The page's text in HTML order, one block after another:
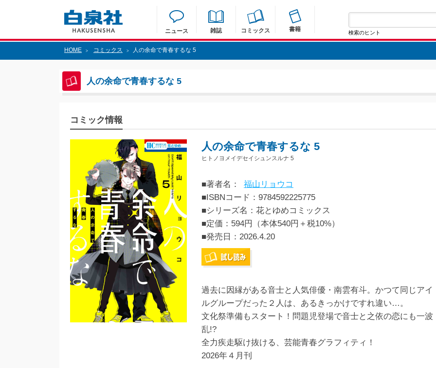
ニュース 雑誌 コミックス 書籍 検索のヒント
HOME > コミックス > 人の余命で青春するな 5
人の余命で青春するな 5
コミック情報
人の余命で青春するな 5
ヒトノヨメイデセイシュンスルナ 5
■著者名：
福山リョウコ
■ISBNコード：9784592225775
■シリーズ名：花とゆめコミックス
■定価：594円（本体540円＋税10%）
■発売日： 2026.4.20
過去に因縁がある音士と人気俳優・南雲有斗。かつて同じアイ
ルグループだった２人は、あるきっかけですれ違い…。
文化祭準備もスタート！問題児登場で音士と之依の恋にも一波
乱!?
全力疾走駆け抜ける、芸能青春グラフィティ！
2026年４月刊